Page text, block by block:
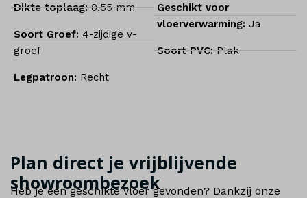
Dikte toplaag:0,55 mm
Soort Groef: 4-zijdige v-
groef
Legpatroon: Recht
Geschikt voor
vloerverwarming: Ja
Soort PVC:Plak
Plan direct je vrijblijvende
showroombezoek
Heb je een geschikte vloer gevonden? Dankzij onze